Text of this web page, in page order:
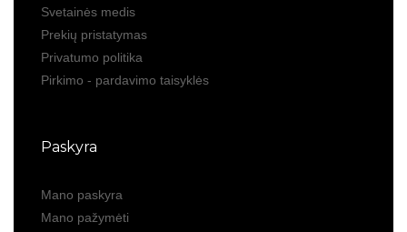
Svetainės medis
Prekių pristatymas
Privatumo politika
Pirkimo - pardavimo taisyklės
Paskyra
Mano paskyra
Mano pažymėti